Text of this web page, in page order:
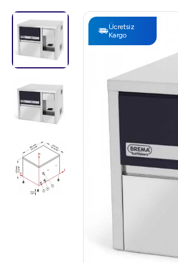
Ücretsiz
Kargo